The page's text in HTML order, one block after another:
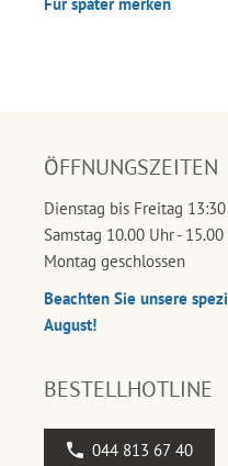
ÖFFNUNGSZEITEN
Dienstag bis Freitag
Samstag 10.00 Uhr -
Montag geschlossen
Beachten Sie unsere
August!
BESTELLHOTLINE
044 813 67 40